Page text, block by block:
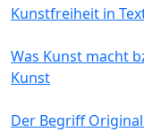
Kunstfreiheit in
Was Kunst macht
Kunst
Der Begriff